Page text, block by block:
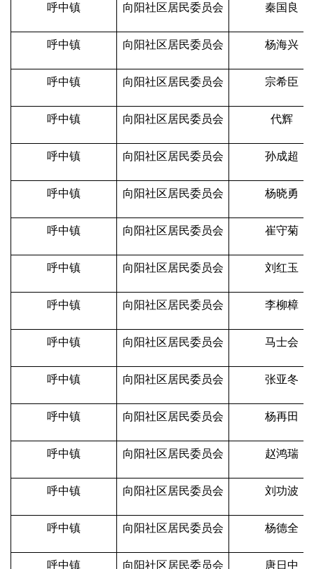
呼中镇 向阳社区居民委员会 秦国良
呼中镇 向阳社区居民委员会 杨海兴
呼中镇 向阳社区居民委员会 宗希臣
呼中镇 向阳社区居民委员会 代辉
呼中镇 向阳社区居民委员会 孙成超
呼中镇 向阳社区居民委员会 杨晓勇
呼中镇 向阳社区居民委员会 崔守菊
呼中镇 向阳社区居民委员会 刘红玉
呼中镇 向阳社区居民委员会 李柳樟
呼中镇 向阳社区居民委员会 马士会
呼中镇 向阳社区居民委员会 张亚冬
呼中镇 向阳社区居民委员会 杨再田
呼中镇 向阳社区居民委员会 赵鸿瑞
呼中镇 向阳社区居民委员会 刘功波
呼中镇 向阳社区居民委员会 杨德全
呼中镇 向阳社区居民委员会 唐日中